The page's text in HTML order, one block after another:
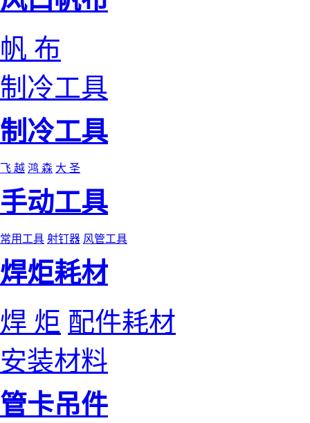
帆 布
制冷工具
制冷工具
飞 越 鸿 森 大 圣
手动工具
常用工具 射钉器 风管工具
焊炬耗材
焊 炬 配件耗材
安装材料
管卡吊件